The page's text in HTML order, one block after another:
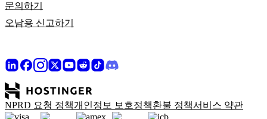
문의하기
오남용 신고하기
NPRD 요청 정책개인정보 보호정책환불 정책서비스 약관